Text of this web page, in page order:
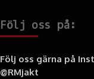
Omsättbar
Följ oss på:
Följ oss gärna på
@RMjakt